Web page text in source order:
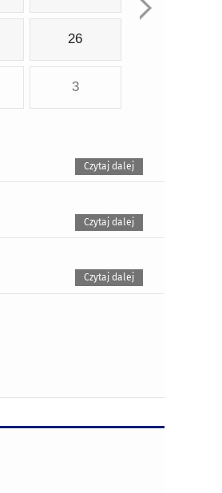
26
3
Czytaj dalej
Czytaj dalej
Czytaj dalej